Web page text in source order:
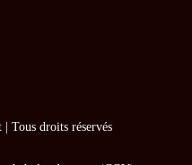
| Tous droits réservés